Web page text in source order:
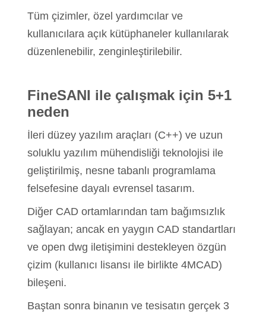
Tüm çizimler, özel yardımcılar ve
kullanıcılara açık kütüphaneler kullanılarak
düzenlenebilir, zenginleştirilebilir.
FineSANI ile çalışmak için 5+1
neden
İleri düzey yazılım araçları (C++) ve uzun
soluklu yazılım mühendisliği teknolojisi ile
geliştirilmiş, nesne tabanlı programlama
felsefesine dayalı evrensel tasarım.
Diğer CAD ortamlarından tam bağımsızlık
sağlayan; ancak en yaygın CAD standartları
ve open dwg iletişimini destekleyen özgün
çizim (kullanıcı lisansı ile birlikte 4MCAD)
bileşeni.
Baştan sonra binanın ve tesisatın gerçek 3